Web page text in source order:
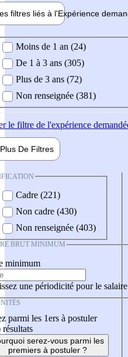
filtres liés à l'Expérience
demandée
Moins de 1 an (24)
De 1 à 3 ans (305)
Plus de 3 ans (72)
Non renseignée (381)
le filtre de l'expérience
Plus De Filtres
Cadre (221)
Non cadre (430)
Non renseignée (403)
BRUT MINIMUM
minimum
une périodicité pour le
parmi les 1ers à postuler
résultats
serez-vous parmi les
premiers à postuler ?